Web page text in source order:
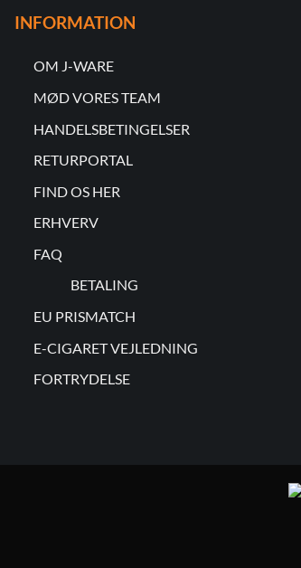
INFORMATION
OM J-WARE
MØD VORES TEAM
HANDELSBETINGELSER
RETURPORTAL
FIND OS HER
ERHVERV
FAQ
BETALING
EU PRISMATCH
E-CIGARET VEJLEDNING
FORTRYDELSE